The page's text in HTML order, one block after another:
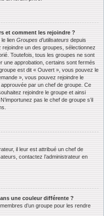
et comment les rejoindre ?
lien Groupes d’utilisateurs depuis
rejoindre un des groupes, sélectionnez
Toutefois, tous les groupes ne sont
une approbation, certains sont fermés
est dit « Ouvert », vous pouvez le
», vous pouvez rejoindre le
par un chef de groupe. Ce
rejoindre le groupe et ainsi
pas le chef de groupe s’il
il leur est attribué un chef de
contactez l’administrateur en
une couleur différente ?
d’un groupe pour les rendre